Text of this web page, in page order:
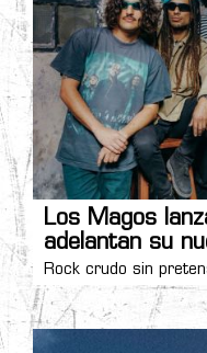
Los Magos
adelantan su
Rock crudo sin